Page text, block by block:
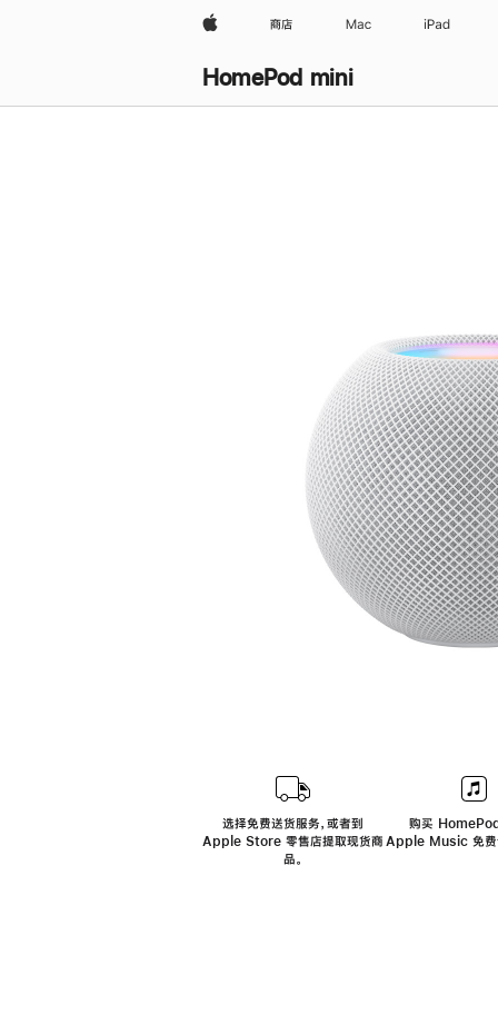
Apple 商店 Mac iPad
HomePod mini
选择免费送货服务，或者到
Apple Store 零售店提取现货商
品。
购买
Apple Music 免费